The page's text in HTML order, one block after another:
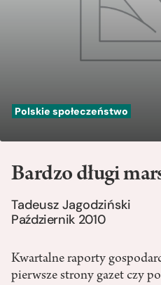
Polskie społeczeństwo
Bardzo długi
Tadeusz Jagodziński
Październik 2010
Kwartalne raporty
pierwsze strony gazet czy